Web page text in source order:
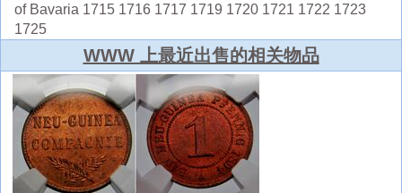
of Bavaria 1715 1716 1717 1719 1720 1721 1722 1723
1725
WWW 上最近出售的相关物品